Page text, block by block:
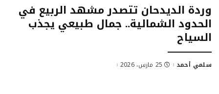
وردة الديدحان تتصدر مشهد الربيع في
الحدود الشمالية.. جمال طبيعي يجذب
السياح
سلمي أحمد 25 مارس، 2026